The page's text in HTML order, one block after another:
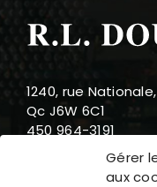
Gérer
aux
1240, rue
Qc J6W 6C1
450 964-3191
888 919-3191